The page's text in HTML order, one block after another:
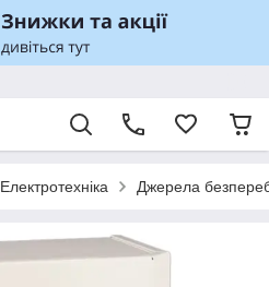
Електротехніка Джерела